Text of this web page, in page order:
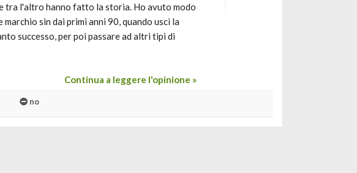
tra l'altro hanno fatto la storia. Ho avuto modo
sin dai primi anni 90, quando uscì la
successo, per poi passare ad altri tipi di
Continua a leggere l'opinione »
no